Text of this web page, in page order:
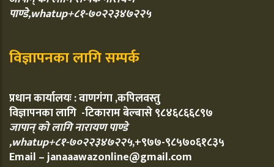
पाण्डे,whatup+८१-७०२२३४७२२५
विज्ञापनका लागि सम्पर्क
प्रधान कार्यालयः : वाणगंगा ,कपिलवस्तु
विज्ञापनका लागि -टिकाराम बेल्बासे ९८४६८६६८९७
जापान् को लागि नारायण पाण्डे
,whatup+८१-७०२२३४७२२५,+९७७-९८५७०६१८३५
Email – janaaawazonline@gmail.com